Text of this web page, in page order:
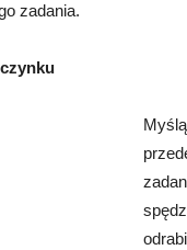
zadania.